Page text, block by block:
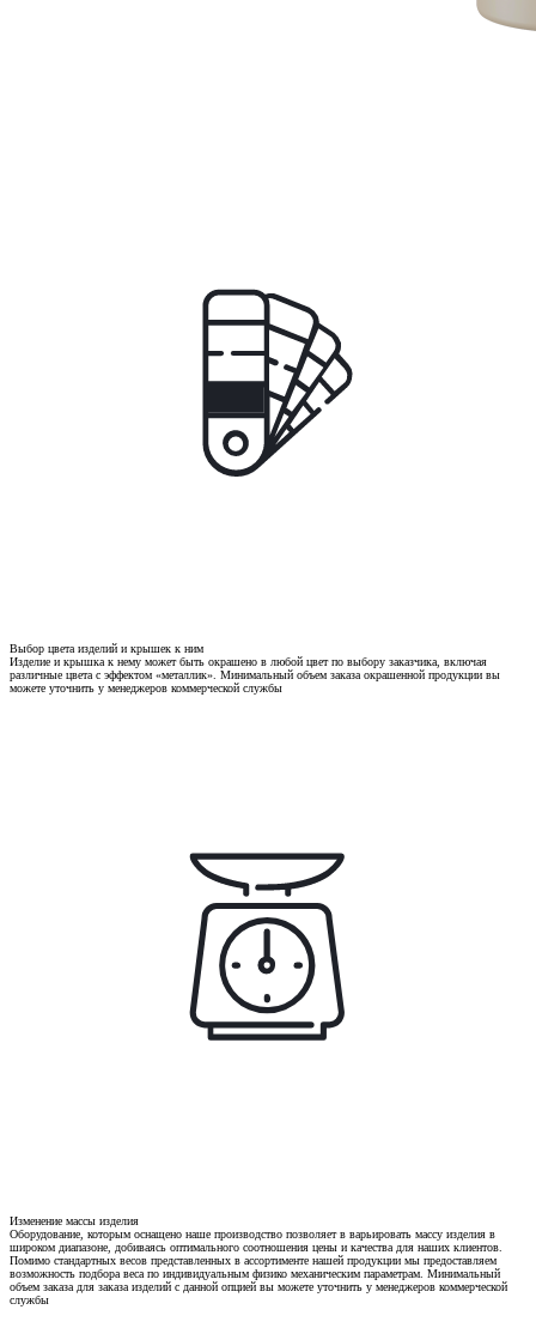
Выбор цвета изделий и крышек к ним
Изделие и крышка к нему может быть окрашено в любой цвет по выбору заказчика, включая
различные цвета с эффектом «металлик». Минимальный объем заказа окрашенной продукции вы
можете уточнить у менеджеров коммерческой службы
Изменение массы изделия
Оборудование, которым оснащено наше производство позволяет в варьировать массу изделия в
широком диапазоне, добиваясь оптимального соотношения цены и качества для наших клиентов.
Помимо стандартных весов представленных в ассортименте нашей продукции мы предоставляем
возможность подбора веса по индивидуальным физико механическим параметрам. Минимальный
объем заказа для заказа изделий с данной опцией вы можете уточнить у менеджеров коммерческой
службы